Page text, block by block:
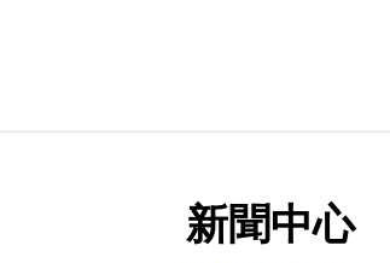
新聞中心